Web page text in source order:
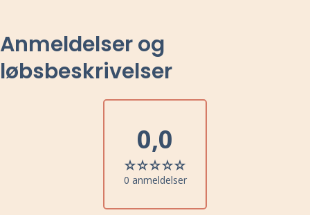
Anmeldelser og
løbsbeskrivelser
0,0
0 anmeldelser